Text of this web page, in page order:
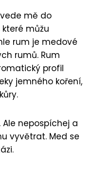
mě do
můžu
rum je medové
rumů. Rum
profil
jemného koření,
nepospíchej a
vyvětrat. Med se